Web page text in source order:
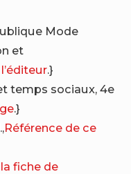
Mode
et
.}
temps sociaux, 4e
.}
Référence de ce
fiche de